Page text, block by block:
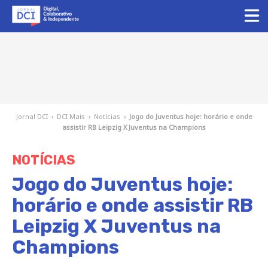
Jornal DCI › DCI Mais › Notícias › Jogo do Juventus hoje: horário e onde
assistir RB Leipzig X Juventus na Champions
NOTÍCIAS
Jogo do Juventus hoje:
horário e onde assistir RB
Leipzig X Juventus na
Champions